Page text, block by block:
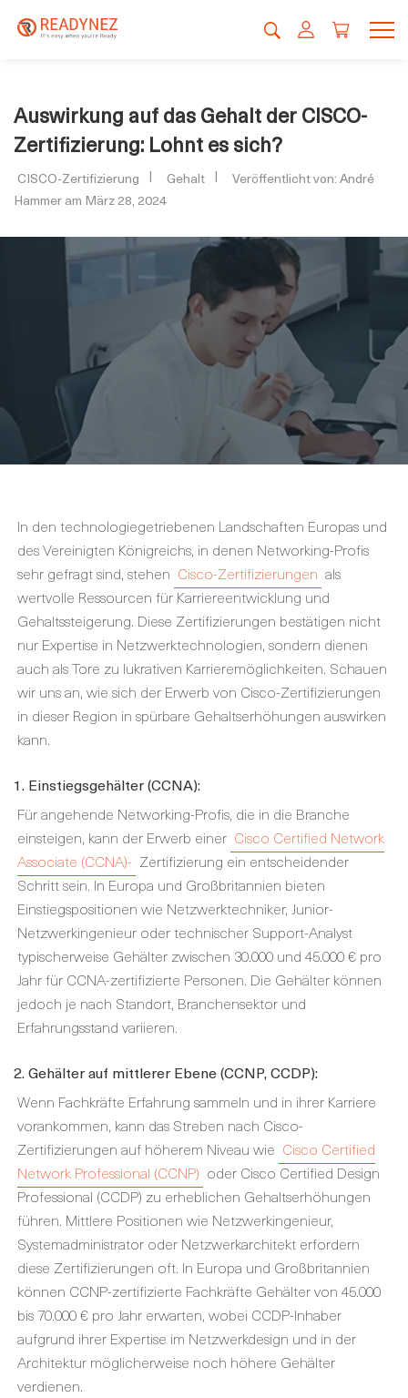
Auswirkung auf das Gehalt der CISCO-
Zertifizierung: Lohnt es sich?
CISCO-Zertifizierung Gehalt
Veröffentlicht von: André
Hammer am März 28, 2024
In den technologiegetriebenen Landschaften Europas und
des Vereinigten Königreichs, in denen Networking-Profis
sehr gefragt sind, stehen Cisco-Zertifizierungen als
wertvolle Ressourcen für Karriereentwicklung und
Gehaltssteigerung. Diese Zertifizierungen bestätigen nicht
nur Expertise in Netzwerktechnologien, sondern dienen
auch als Tore zu lukrativen Karrieremöglichkeiten. Schauen
wir uns an, wie sich der Erwerb von Cisco-Zertifizierungen
in dieser Region in spürbare Gehaltserhöhungen auswirken
kann.
1. Einstiegsgehälter (CCNA):
Für angehende Networking-Profis, die in die Branche
einsteigen, kann der Erwerb einer Cisco Certified Network
Associate (CCNA)- Zertifizierung ein entscheidender
Schritt sein. In Europa und Großbritannien bieten
Einstiegspositionen wie Netzwerktechniker, Junior-
Netzwerkingenieur oder technischer Support-Analyst
typischerweise Gehälter zwischen 30.000 und 45.000 € pro
Jahr für CCNA-zertifizierte Personen. Die Gehälter können
jedoch je nach Standort, Branchensektor und
Erfahrungsstand variieren.
2. Gehälter auf mittlerer Ebene (CCNP, CCDP):
Wenn Fachkräfte Erfahrung sammeln und in ihrer Karriere
vorankommen, kann das Streben nach Cisco-
Zertifizierungen auf höherem Niveau wie Cisco Certified
Network Professional (CCNP) oder Cisco Certified Design
Professional (CCDP) zu erheblichen Gehaltserhöhungen
führen. Mittlere Positionen wie Netzwerkingenieur,
Systemadministrator oder Netzwerkarchitekt erfordern
diese Zertifizierungen oft. In Europa und Großbritannien
können CCNP-zertifizierte Fachkräfte Gehälter von 45.000
bis 70.000 € pro Jahr erwarten, wobei CCDP-Inhaber
aufgrund ihrer Expertise im Netzwerkdesign und in der
Architektur möglicherweise noch höhere Gehälter
verdienen.